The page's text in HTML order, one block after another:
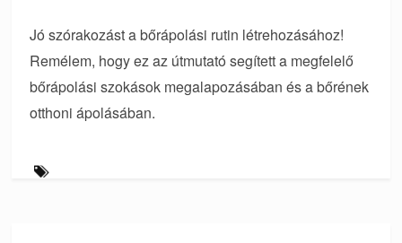
Jó szórakozást a bőrápolási rutin létrehozásához!
Remélem, hogy ez az útmutató segített a megfelelő
bőrápolási szokások megalapozásában és a bőrének
otthoni ápolásában.